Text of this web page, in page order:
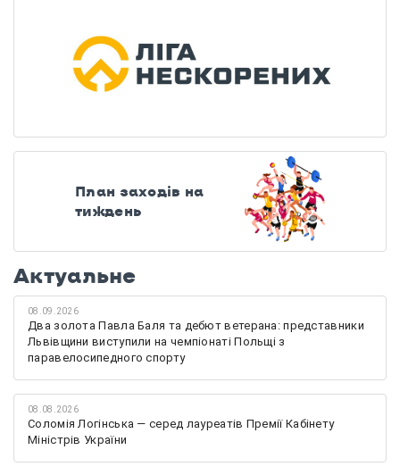
План заходів на
тиждень
Актуальне
08.09.2026
Два золота Павла Баля та дебют ветерана: представники
Львівщини виступили на чемпіонаті Польщі з
паравелосипедного спорту
08.08.2026
Соломія Логінська — серед лауреатів Премії Кабінету
Міністрів України